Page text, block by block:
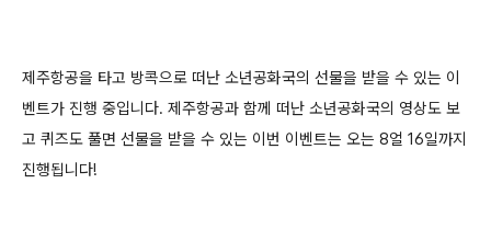
제주항공을 타고 방콕으로 떠난 소년공화국의 선물을 받을 수 있는 이
벤트가 진행 중입니다. 제주항공과 함께 떠난 소년공화국의 영상도 보
고 퀴즈도 풀면 선물을 받을 수 있는 이번 이벤트는 오는 8얼 16일까지
진행됩니다!